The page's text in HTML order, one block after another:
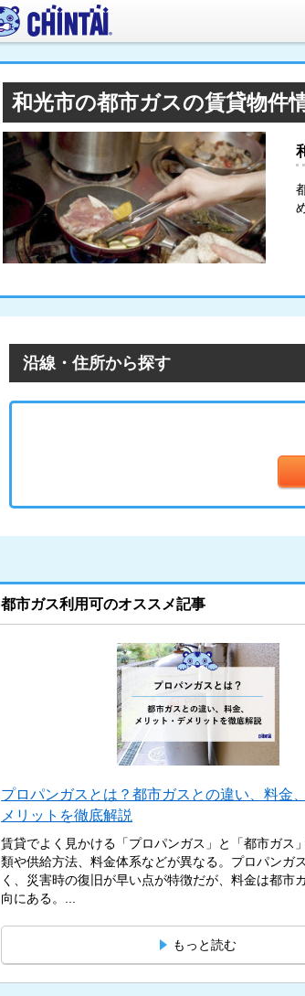
和光市の都市ガスの賃貸物件
沿線・住所から探す
都市ガス利用可のオススメ記事
プロパンガスとは？都市ガスとの違い、料金
メリットを徹底解説
賃貸でよく見かける「プロパンガス」と「都市ガス
類や供給方法、料金体系などが異なる。プロパンガ
く、災害時の復旧が早い点が特徴だが、料金は都市
向にある。...
もっと読む